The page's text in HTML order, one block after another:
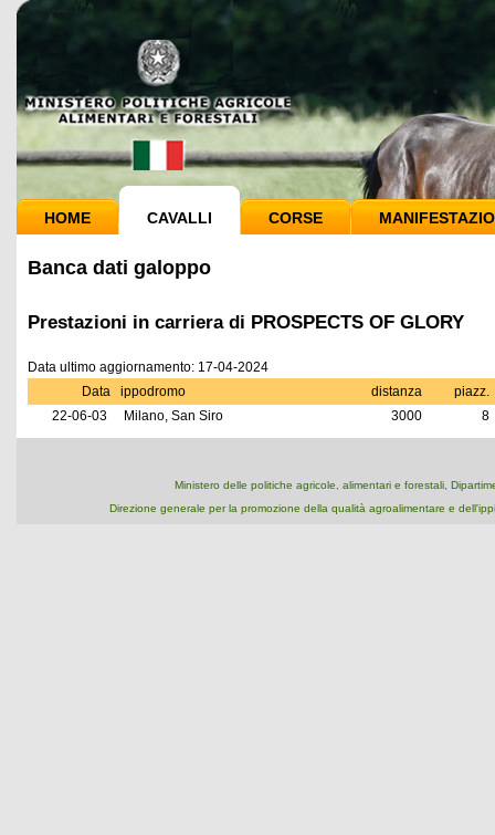
HOME CAVALLI CORSE
Banca dati galoppo
Prestazioni in carriera di PROSPECTS OF GLORY
Data ultimo aggiornamento: 17-04-2024
Data
ippodromo distanza
piazz.
22-06-03
Milano, San Siro 3000 8
Ministero delle politiche agricole, alimentari e forestali,
Direzione generale per la promozione della qualità agroalimentare e